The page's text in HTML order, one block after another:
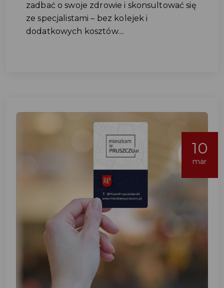
zadbać o swoje zdrowie i skonsultować się
ze specjalistami – bez kolejek i
dodatkowych kosztów....
10
mar